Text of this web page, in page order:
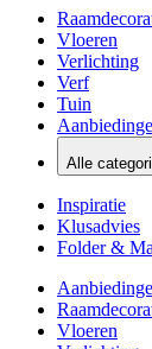
Vloeren
Verlichting
Verf
Tuin
Alle
Inspiratie
Klusadvies
Folder &
Vloeren